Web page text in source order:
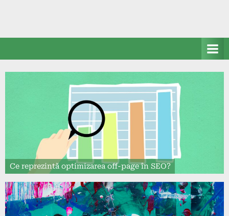
Ce reprezintă optimizarea off-page în SEO?